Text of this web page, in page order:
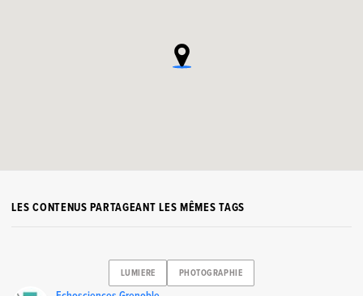
LES CONTENUS PARTAGEANT LES MÊMES TAGS
LUMIERE PHOTOGRAPHIE